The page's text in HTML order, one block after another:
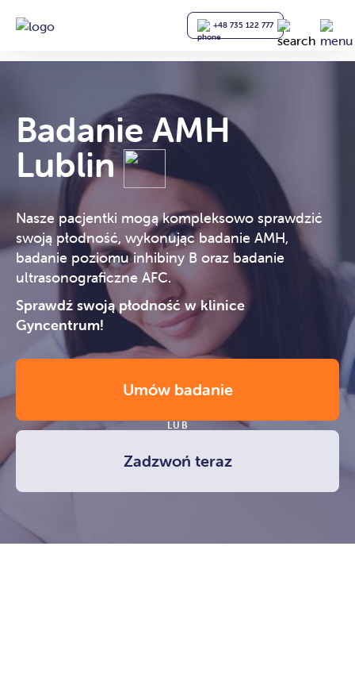
+48 735 122 777
Badanie AMH
Lublin
Nasze pacjentki mogą kompleksowo sprawdzić
swoją płodność, wykonując badanie AMH,
badanie poziomu inhibiny B oraz badanie
ultrasonograficzne AFC.
Sprawdź swoją płodność w klinice
Gyncentrum!
Umów badanie
LUB
Zadzwoń teraz